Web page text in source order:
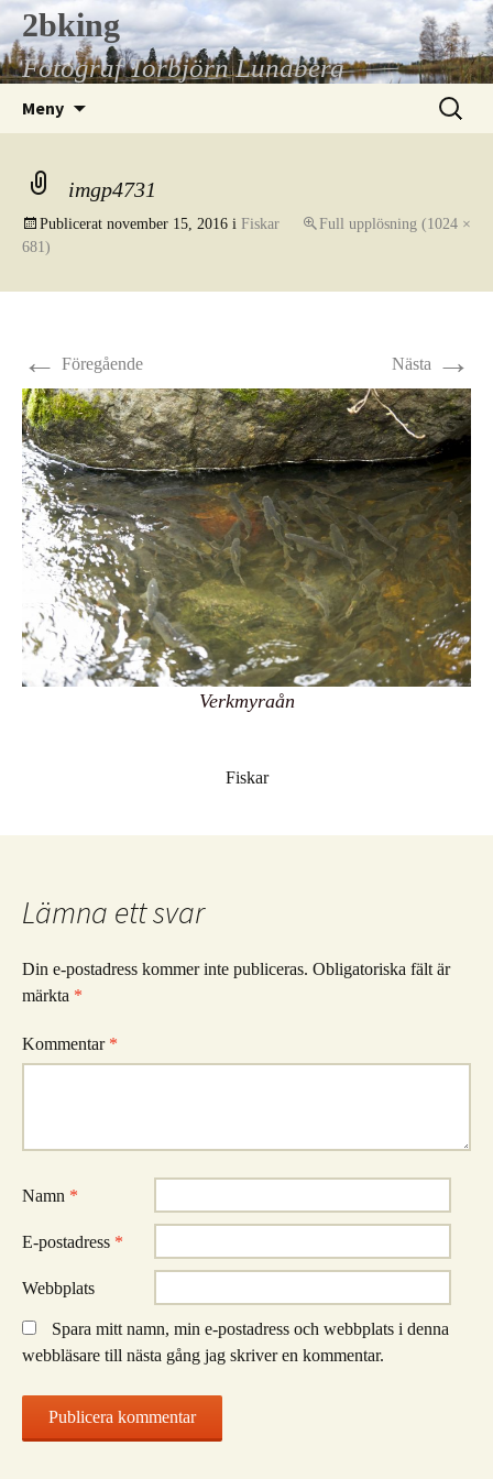
Hoppa
till
innehåll
2bking
Fotograf Torbjörn Lundberg
Meny
Sök
efter:
imgp4731
Publicerat november 15, 2016 i Fiskar
Full upplösning (1024 ×
681)
← Föregående Nästa →
Verkmyraån
Fiskar
Lämna ett svar
Din e-postadress kommer inte publiceras. Obligatoriska fält är
märkta *
Kommentar *
Namn *
E-postadress *
Webbplats
Spara mitt namn, min e-postadress och webbplats i denna
webbläsare till nästa gång jag skriver en kommentar.